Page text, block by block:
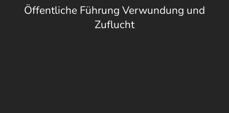
Öffentliche Führung Verwundung und
Zuflucht